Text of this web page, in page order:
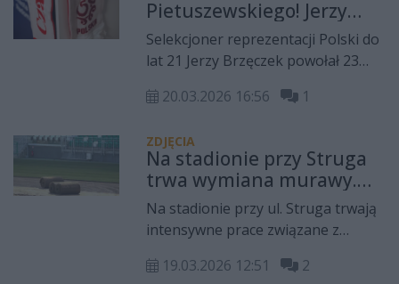
Pietuszewskiego! Jerzy
Brzęczek podał kadrę na
mecze z Armenią i
Czarnogórą
Selekcjoner reprezentacji Polski do
lat 21 Jerzy Brzęczek powołał 23
turnieju finałowego mistrzostw
młoda gwiazda FC Porto, Oskar
Pietuszewski, który otrzymał
powołanie do seniorskiej kadry.
20.03.2026 16:56 1
ZDJĘCIA
Na stadionie przy Struga
trwa wymiana murawy.
Nowa nawierzchnia
będzie gotowa na mecz
Polska - Armenia
Na stadionie przy ul. Struga trwają
intensywne prace związane z
realizację zadania jest bardzo
19.03.2026 12:51 2